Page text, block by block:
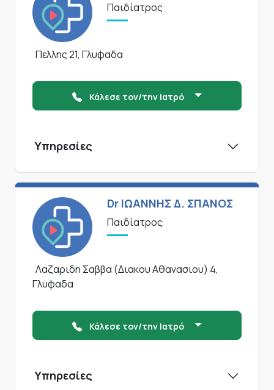
Παιδίατρος
Πελλης 21, Γλυφαδα
Κάλεσε τον/την Ιατρό
Υπηρεσίες
Dr ΙΩΑΝΝΗΣ Δ. ΣΠΑΝΟΣ
Παιδίατρος
Λαζαριδη Σαββα (Διακου Αθανασιου) 4,
Γλυφαδα
Κάλεσε τον/την Ιατρό
Υπηρεσίες